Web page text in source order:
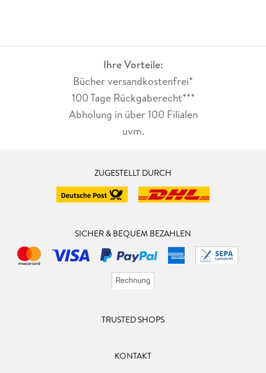
Ihre Vorteile:
Bücher versandkostenfrei*
100 Tage Rückgaberecht***
Abholung in über 100 Filialen
uvm.
ZUGESTELLT DURCH
SICHER & BEQUEM BEZAHLEN
TRUSTED SHOPS
KONTAKT